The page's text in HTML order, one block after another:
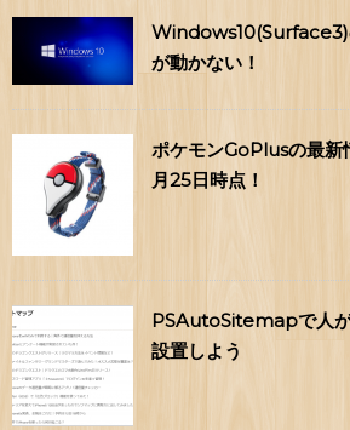
が動かない！
ポケモンGoPlusの最新
月25日時点！
PSAutoSitemapで人
設置しよう